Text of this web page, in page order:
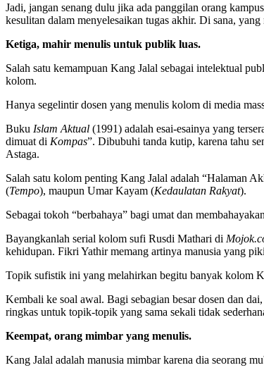
Jadi, jangan senang dulu jika ada panggilan orang
kesulitan dalam menyelesaikan tugas akhir. Di sana,
Ketiga, mahir menulis untuk publik luas.
Salah satu kemampuan Kang Jalal sebagai intelektual
kolom.
Hanya segelintir dosen yang menulis kolom di media
Buku Islam Aktual (1991) adalah esai-esainya yang
dimuat di Kompas”. Dibubuhi tanda kutip, karena tahu
Astaga.
Salah satu kolom penting Kang Jalal adalah “Halaman
(Tempo), maupun Umar Kayam (Kedaulatan Rakyat).
Sebagai tokoh “berbahaya” bagi umat dan
Bayangkanlah serial kolom sufi Rusdi Mathari di
kehidupan. Fikri Yathir memang artinya manusia yang
Topik sufistik ini yang melahirkan begitu banyak kolom
Kembali ke soal awal. Bagi sebagian besar dosen dan
ringkas untuk topik-topik yang sama sekali tidak
Keempat, orang mimbar yang menulis.
Kang Jalal adalah manusia mimbar karena dia seorang